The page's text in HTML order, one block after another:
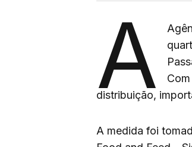
A
distribuição,
A medida foi